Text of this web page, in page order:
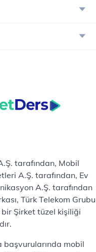
tarafından, Mobil
A.Ş. tarafından, Ev
A.Ş. tarafından
Türk Telekom Grubu
Şirket tüzel kişiliği
başvurularında mobil